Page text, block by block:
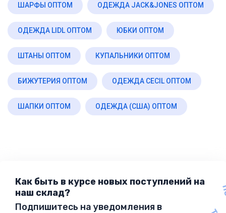
ШАРФЫ ОПТОМ ОДЕЖДА JACK&JONES ОПТОМ
ОДЕЖДА LIDL ОПТОМ ЮБКИ ОПТОМ
ШТАНЫ ОПТОМ КУПАЛЬНИКИ ОПТОМ
БИЖУТЕРИЯ ОПТОМ ОДЕЖДА CECIL ОПТОМ
ШАПКИ ОПТОМ ОДЕЖДА (США) ОПТОМ
Как быть в курсе новых поступлений на
наш склад?
Подпишитесь на уведомления в